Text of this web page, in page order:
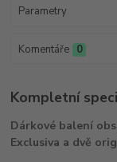
Parametry
Komentáře 0
Kompletní
Dárkové balení
Exclusiva a dvě